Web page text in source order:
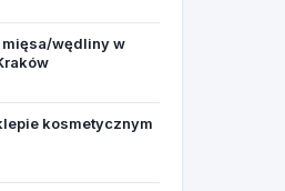
mięsa/wędliny w
kosmetycznym